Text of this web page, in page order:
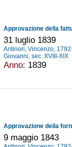
31 luglio 1839
Antinori, Vincenzo,
Giovanni, sec. XVIII-XIX
Anno: 1839
9 maggio 1843